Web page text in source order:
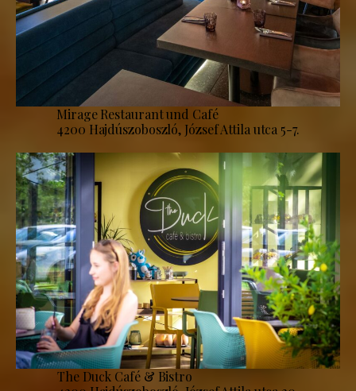
Mirage Restaurant und Café
4200 Hajdúszoboszló, József Attila utca 5-7.
The Duck Café & Bistro